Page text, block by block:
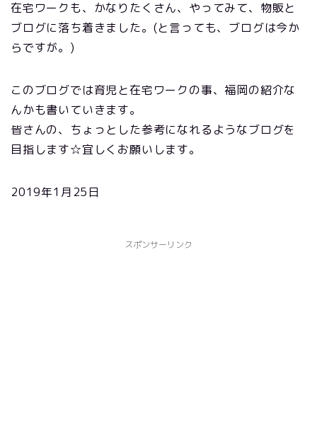
在宅ワークも、かなりたくさん、やってみて、物販と
ブログに落ち着きました。(と言っても、ブログは今か
らですが。)
このブログでは育児と在宅ワークの事、福岡の紹介な
んかも書いていきます。
皆さんの、ちょっとした参考になれるようなブログを
目指します☆宜しくお願いします。
2019年1月25日
スポンサーリンク